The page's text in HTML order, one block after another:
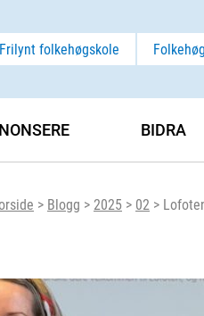
Frilynt folkehøgskole
> Blogg > 2025 > 02 >
BIDRA